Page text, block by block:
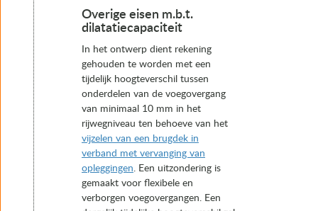
Overige eisen m.b.t.
dilatatiecapaciteit
In het ontwerp dient rekening
gehouden te worden met een
tijdelijk hoogteverschil tussen
onderdelen van de voegovergang
van minimaal 10 mm in het
rijwegniveau ten behoeve van het
vijzelen van een brugdek in
verband met vervanging van
opleggingen. Een uitzondering is
gemaakt voor flexibele en
verborgen voegovergangen. Een